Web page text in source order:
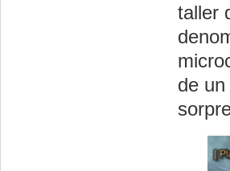
taller
de